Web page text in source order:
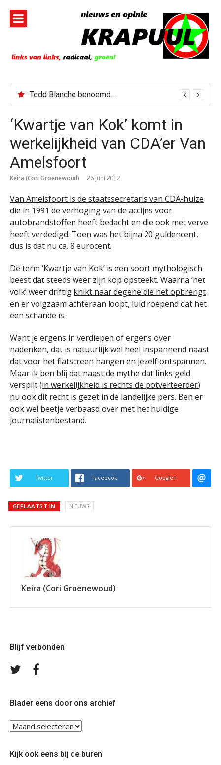
inhoud
Todd Blanche benoemd tot Attorney General
‘Kwartje van Kok’ komt in
werkelijkheid van CDA’er Van
Amelsfoort
Keira (Cori Groenewoud) 26 juni 2012
Van Amelsfoort is de staatssecretaris van CDA-huize
die in 1991 de verhoging van de accijns voor
autobrandstoffen heeft bedacht en die ook met verve
heeft verdedigd. Toen was het bijna 20 guldencent,
dus is dat nu ca. 8 eurocent.
De term ‘Kwartje van Kok’ is een soort mythologisch
beest dat steeds weer zijn kop opsteekt. Waarna ‘het
volk’ weer driftig knikt naar degene die het opbrengt
en er volgzaam achteraan loopt, luid roepend dat het
een schande is.
Want je ergens in verdiepen of ergens over
nadenken, dat is natuurlijk wel heel inspannend naast
dat voor het flatscreen hangen en jezelf ontspannen.
Maar ik ben blij dat naast de mythe dat links geld
verspilt (in werkelijkheid is rechts de potverteerder)
nu ook dit recht is gezet in de landelijke pers. Ben er
ook wel beetje verbaasd over met het huidige
journalistenbestand.
Twitter Facebook Google+
GEPLAATST IN NIEUWS
Keira (Cori Groenewoud)
Blijf verbonden
Volg
Blader eens door ons archief
Blader
ons
Kijk ook eens bij de buren